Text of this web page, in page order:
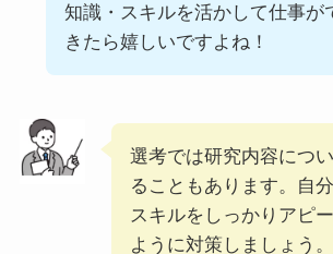
知識・スキルを活かして仕事が
きたら嬉しいですよね！
選考では研究内容につ
ることもあります。自
スキルをしっかりアピ
ように対策しましょう。